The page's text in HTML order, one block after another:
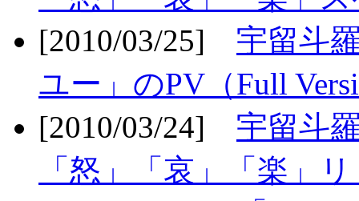
[2010/03/25] 宇留斗
ユー」のPV（Full
[2010/03/24] 宇留斗
「怒」「哀」「楽」